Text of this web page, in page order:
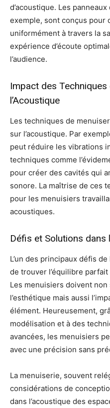
d’acoustique. Les
exemple, sont conçus pour
uniformément à travers la
expérience d’écoute
l’audience.
Impact des
l’Acoustique
Les techniques de
sur l’acoustique. Par
peut réduire les vibrations
techniques comme
pour créer des cavités qui
sonore. La maîtrise de ces
pour les menuisiers
acoustiques.
Défis et Solutions
L’un des principaux défis
de trouver l’équilibre
Les menuisiers doivent
l’esthétique mais aussi
élément. Heureusement,
modélisation et à des
avancées, les menuisiers
avec une précision sans
La menuiserie, souvent
considérations de
dans l’acoustique des